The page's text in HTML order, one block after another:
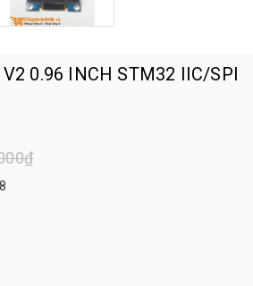
0.96 INCH STM32 IIC/SPI